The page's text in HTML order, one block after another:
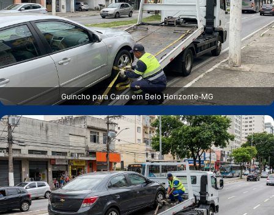
Guincho para Carro em Belo Horizonte‑MG